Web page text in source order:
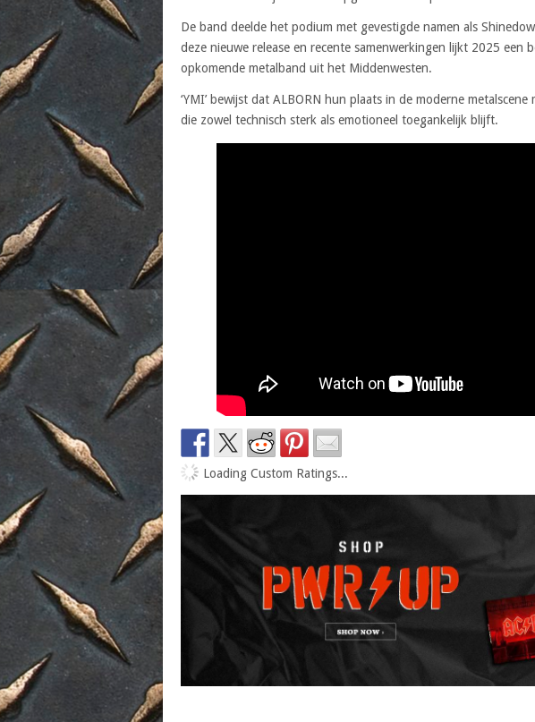
De band deelde het podium met gevestigde namen als
deze nieuwe release en recente samenwerkingen lijkt 2025 een
opkomende metalband uit het Middenwesten.
‘YMI’ bewijst dat ALBORN hun plaats in de moderne
die zowel technisch sterk als emotioneel toegankelijk blijft.
Loading Custom Ratings...